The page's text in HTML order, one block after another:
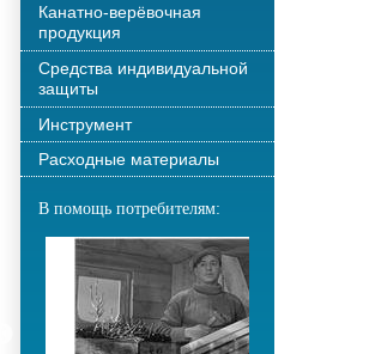
Канатно-верёвочная
продукция
Средства индивидуальной
защиты
Инструмент
Расходные материалы
В помощь потребителям: